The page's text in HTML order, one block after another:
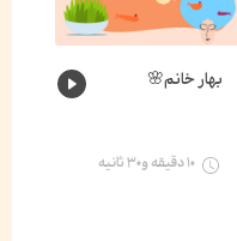
بهار خانم🌸
۱۰ دقیقه و۳۰ ثانیه